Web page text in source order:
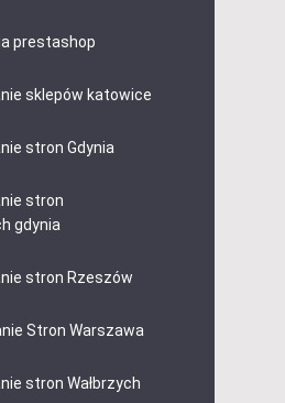
prestashop
sklepów katowice
stron Gdynia
stron
gdynia
stron Rzeszów
Stron Warszawa
stron Wałbrzych